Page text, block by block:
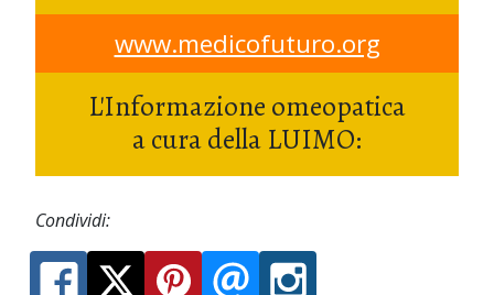
www.medicofuturo.org
L'Informazione omeopatica
a cura della LUIMO:
Condividi: